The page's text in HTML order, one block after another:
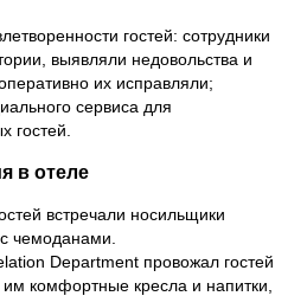
гостей: сотрудники
выявляли недовольства и
их исправляли;
сервиса для
гостей.
в отеле
встречали носильщики
чемоданами.
Department провожал гостей
комфортные кресла и напитки,